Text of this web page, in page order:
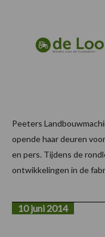
Peeters
opende haar deuren
en pers. Tijdens de
ontwikkelingen in de
10 juni 2014